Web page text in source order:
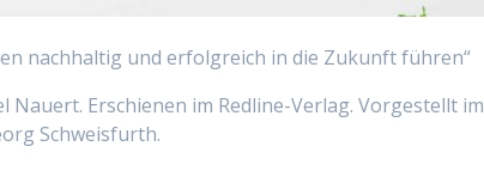
nachhaltig und erfolgreich in die Zukunft führen“
Nauert. Erschienen im Redline-Verlag. Vorgestellt im
Schweisfurth.